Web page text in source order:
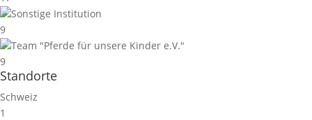
Sonstige Institution
9
Team "Pferde für unsere Kinder e.V."
9
Standorte
Schweiz
1